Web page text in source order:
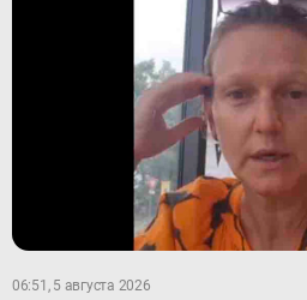
06:51, 5 августа 2026